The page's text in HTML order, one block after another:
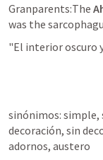
Granparents:The
was the
"El interior oscuro
sinónimos: simple,
decoración, sin
adornos, austero